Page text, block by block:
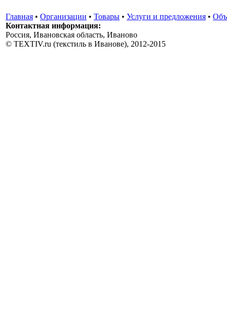
Главная • Организации • Товары • Услуги и предложения •
Контактная информация:
Россия, Ивановская область, Иваново
© TEXTIV.ru (текстиль в Иванове), 2012-2015